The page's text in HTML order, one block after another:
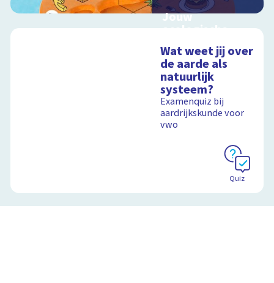
Jouw
ecologische
voetafdruk
Ontdek hoe jouw
levensstijl invloed
heeft op de aarde
Wat weet jij over
de aarde als
natuurlijk
systeem?
Examenquiz bij
aardrijkskunde voor
vwo
Quiz